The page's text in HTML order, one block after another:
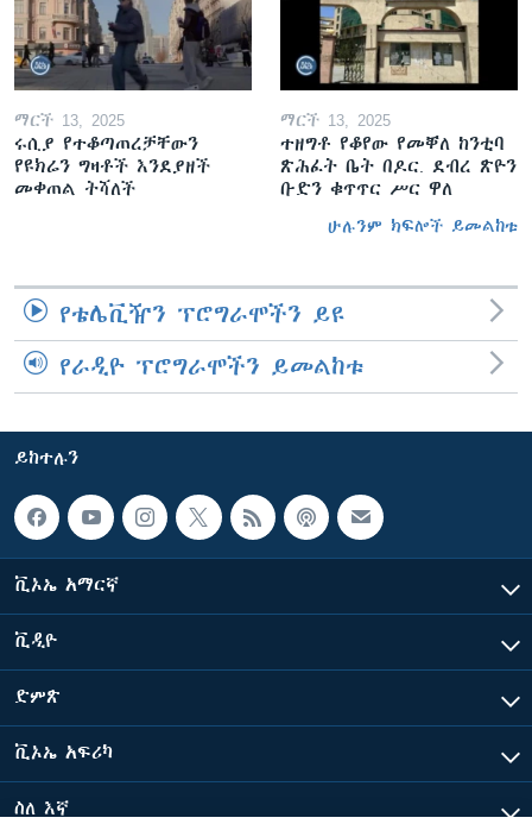
ማርች 13, 2025
ሩሲያ የተቆጣጠረቻቸውን
የዩክሬን ግዛቶች እንደያዘች
መቀጠል ትሻለች
ማርች 13, 2025
ተዘግቶ የቆየው የመቐለ ከንቲባ
ጽሕፈት ቤት በዶር. ደብረ ጽዮን
ቡድን ቁጥጥር ሥር ዋለ
ሁሉንም ክፍሎች ይመልከቱ
የቴሌቪዥን ፕሮግራሞችን ይዩ
የራዲዮ ፕሮግራሞችን ይመልከቱ
ይከተሉን
ቪኦኤ አማርኛ
ቪዲዮ
ድምጽ
ቪኦኤ አፍሪካ
ስለ እኛ